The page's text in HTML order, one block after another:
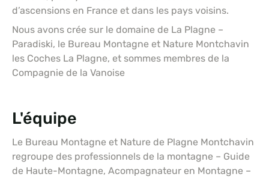
d’ascensions en France et dans les pays voisins.
Nous avons crée sur le domaine de La Plagne –
Paradiski, le Bureau Montagne et Nature Montchavin
les Coches La Plagne, et sommes membres de la
Compagnie de la Vanoise
L'équipe
Le Bureau Montagne et Nature de Plagne Montchavin
regroupe des professionnels de la montagne – Guide
de Haute-Montagne, Acompagnateur en Montagne –